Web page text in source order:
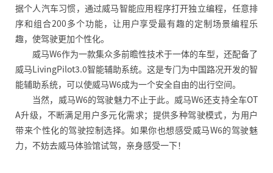
据个人汽车习惯，通过威马智能应用程序打开独立编程，任意排
序和组合200多个功能，让用户享受最有趣的定制场景编程乐
趣，使驾驶更加个性化。
威马W6作为一款集众多前瞻性技术于一体的车型，还配备了
威马LivingPilot3.0智能辅助系统。这是专门为中国路况开发的智
能辅助系统，可以使威马W6成为一个安全自由的出行空间。
当然， 威马W6的驾驶魅力不止于此。威马W6还支持全车OT
A升级，不断满足用户多元化需求；提供多种驾驶模式，为用户
带来个性化的驾驶控制选择。如果你也想感受威马W6的驾驶魅
力，不妨去威马体验馆试驾，亲身感受一下！